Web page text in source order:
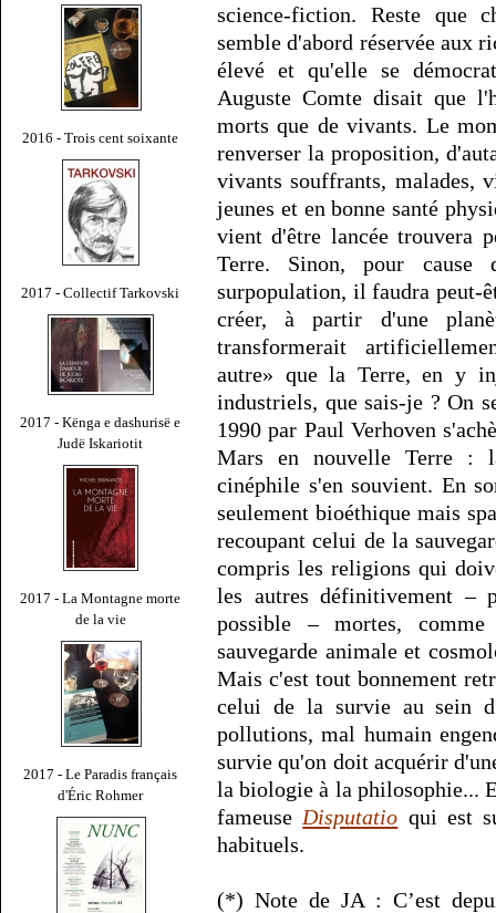
2016 - Trois cent soixante
2017 - Collectif Tarkovski
2017 - Kënga e dashurisë e
Judë Iskariotit
2017 - La Montagne morte
de la vie
2017 - Le Paradis français
d'Éric Rohmer
science-fiction. Reste que
semble d'abord réservée aux
élevé et qu'elle se
Auguste Comte disait que
morts que de vivants. Le
renverser la proposition,
vivants souffrants, malades,
jeunes et en bonne santé
vient d'être lancée trouvera
Terre. Sinon, pour cause
surpopulation, il faudra peut-
créer, à partir d'une
transformerait
autre» que la Terre, en y
industriels, que sais-je ? On
1990 par Paul Verhoven
Mars en nouvelle Terre :
cinéphile s'en souvient. En
seulement bioéthique mais
recoupant celui de la
compris les religions qui
les autres définitivement –
possible – mortes,
sauvegarde animale et
Mais c'est tout bonnement
celui de la survie au sein
pollutions, mal humain
survie qu'on doit acquérir
la biologie à la philosophie...
fameuse Disputatio qui est
habituels.
(*) Note de JA : C’est